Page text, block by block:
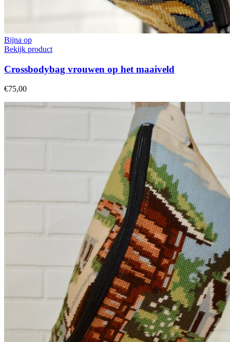
Bijna op
Bekijk product
Crossbodybag vrouwen op het maaiveld
€75,00